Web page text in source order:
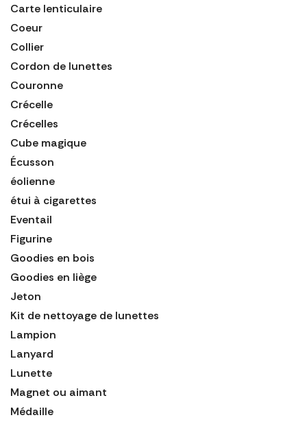
Carte lenticulaire
Coeur
Collier
Cordon de lunettes
Couronne
Crécelle
Crécelles
Cube magique
Écusson
éolienne
étui à cigarettes
Eventail
Figurine
Goodies en bois
Goodies en liège
Jeton
Kit de nettoyage de lunettes
Lampion
Lanyard
Lunette
Magnet ou aimant
Médaille